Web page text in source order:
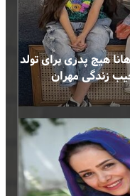
هیچ پدری برای تولد
زندگی مهران